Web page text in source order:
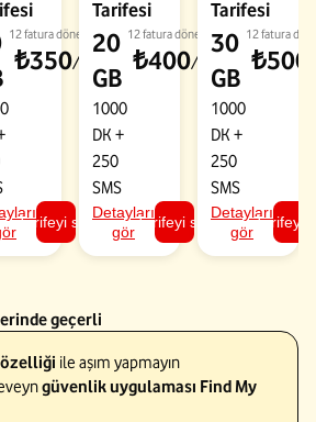
₺350/ay
12 fatura dönemi
Tarifeyi seç
Tarifesi
20
GB
1000
DK +
250
SMS
₺400/ay
12 fatura dönemi
Detayları
gör
Tarifeyi seç
Tarifesi
30
GB
1000
DK +
250
SMS
₺500
12 fatura
Detayları
gör
Tarifeyi
geçerli
ile aşım yapmayın
güvenlik uygulaması Find My